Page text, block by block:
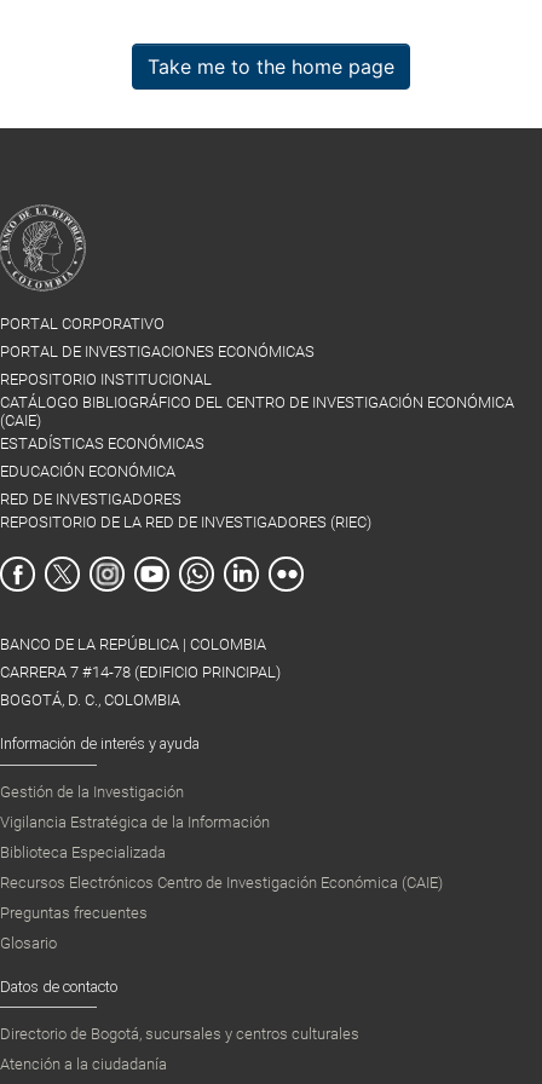
Take me to the home page
PORTAL CORPORATIVO
PORTAL DE INVESTIGACIONES ECONÓMICAS
REPOSITORIO INSTITUCIONAL
CATÁLOGO BIBLIOGRÁFICO DEL CENTRO DE INVESTIGACIÓN ECONÓMICA
(CAIE)
ESTADÍSTICAS ECONÓMICAS
EDUCACIÓN ECONÓMICA
RED DE INVESTIGADORES
REPOSITORIO DE LA RED DE INVESTIGADORES (RIEC)
BANCO DE LA REPÚBLICA | COLOMBIA
CARRERA 7 #14-78 (EDIFICIO PRINCIPAL)
BOGOTÁ, D. C., COLOMBIA
Información de interés y ayuda
Gestión de la Investigación
Vigilancia Estratégica de la Información
Biblioteca Especializada
Recursos Electrónicos Centro de Investigación Económica (CAIE)
Preguntas frecuentes
Glosario
Datos de contacto
Directorio de Bogotá, sucursales y centros culturales
Atención a la ciudadanía